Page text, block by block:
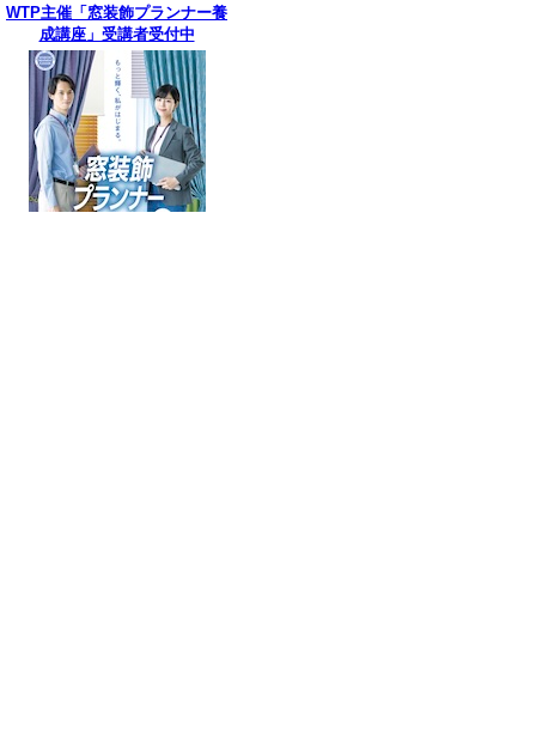
WTP主催「窓装飾プランナー養
成講座」受講者受付中